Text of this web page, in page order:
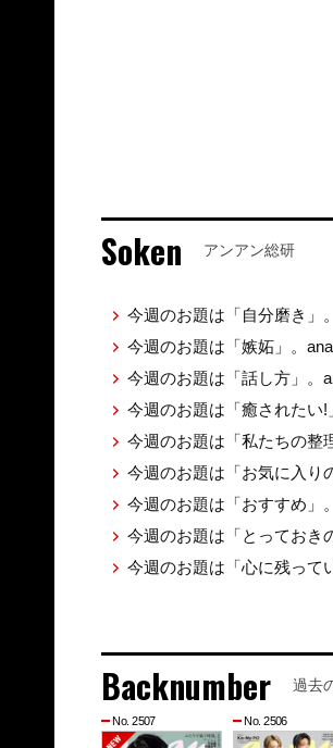
Soken アンアン総研
今週のお題は「自分磨き」
今週のお題は「嫉妬」。
今週のお題は「話し方」。
今週のお題は「癒されたい!
今週のお題は「私たちの整
今週のお題は「お気に入り
今週のお題は「おすすめ」
今週のお題は「とっておき
今週のお題は「心に残って
Backnumber 過去
No. 2507 No. 2506